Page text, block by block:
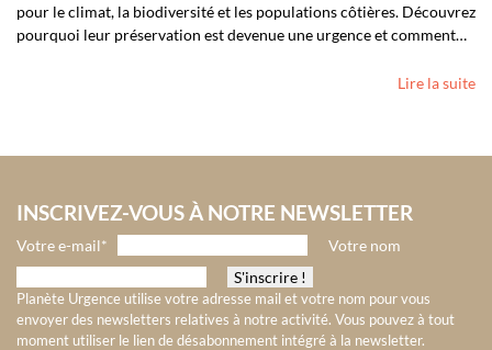
pour le climat, la biodiversité et les populations côtières. Découvrez
pourquoi leur préservation est devenue une urgence et comment…
Lire la suite
INSCRIVEZ-VOUS À NOTRE NEWSLETTER
Votre e-mail* Votre nom
Planète Urgence utilise votre adresse mail et votre nom pour vous
envoyer des newsletters relatives à notre activité. Vous pouvez à tout
moment utiliser le lien de désabonnement intégré à la newsletter.